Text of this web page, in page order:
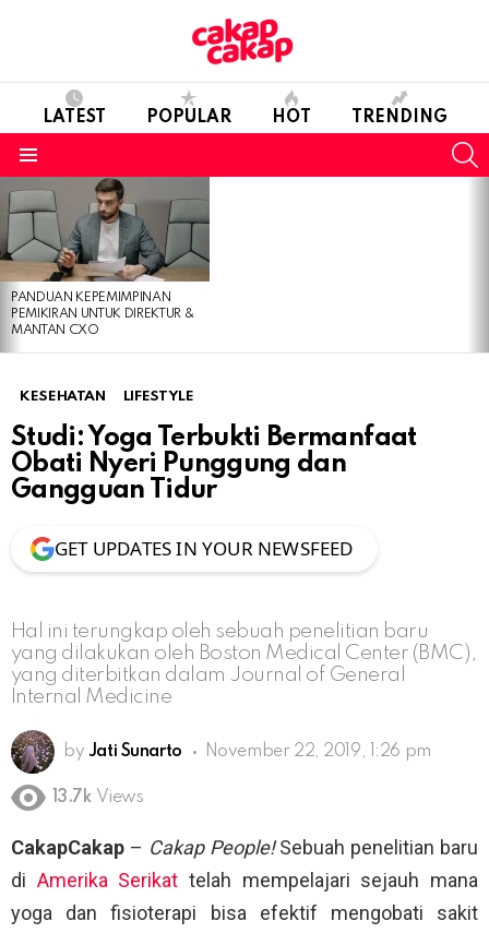
LATEST POPULAR HOT TRENDING
LATEST
STORIES
PANDUAN KEPEMIMPINAN
PEMIKIRAN UNTUK DIREKTUR &
MANTAN CXO
KESEHATAN LIFESTYLE
Studi: Yoga Terbukti Bermanfaat
Obati Nyeri Punggung dan
Gangguan Tidur
GET UPDATES IN YOUR NEWSFEED
Hal ini terungkap oleh sebuah penelitian baru
yang dilakukan oleh Boston Medical Center (BMC),
yang diterbitkan dalam Journal of General
Internal Medicine
by Jati Sunarto November 22, 2019, 1:26 pm
13.7k Views
CakapCakap – Cakap People!Sebuah penelitian baru
di Amerika Serikat telah mempelajari sejauh mana
yoga dan fisioterapi bisa efektif mengobati sakit